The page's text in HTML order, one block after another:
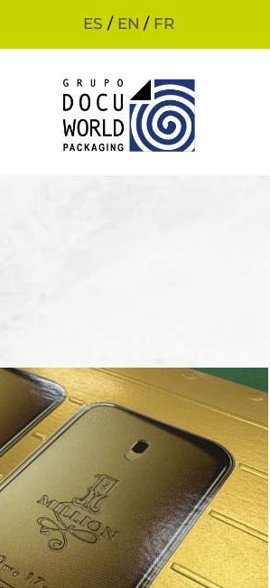
ES / EN / FR